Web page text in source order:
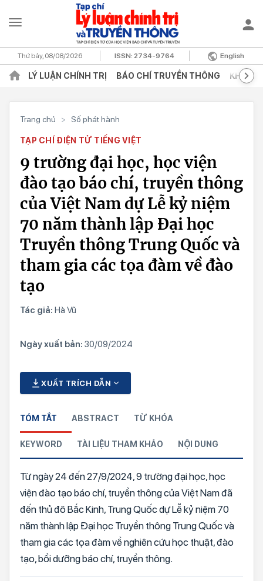
Thứ bảy, 08/08/2026 ISSN:2734-9764 English
LÝ LUẬN CHÍNH TRỊ BÁO CHÍ TRUYỀN THÔNG KHOA
Trang chủ > Số phát hành
TẠP CHÍ ĐIỆN TỬ TIẾNG VIỆT
9 trường đại học, học viện
đào tạo báo chí, truyền thông
của Việt Nam dự Lễ kỷ niệm
70 năm thành lập Đại học
Truyền thông Trung Quốc và
tham gia các tọa đàm về đào
tạo
Tác giả: Hà Vũ
Ngày xuất bản: 30/09/2024
XUẤT TRÍCH DẪN
TÓM TẮT ABSTRACT TỪ KHÓA
KEYWORD TÀI LIỆU THAM KHẢO NỘI DUNG
Từ ngày 24 đến 27/9/2024, 9 trường đại học, học
viện đào tạo báo chí, truyền thông của Việt Nam đã
đến thủ đô Bắc Kinh, Trung Quốc dự Lễ kỷ niệm 70
năm thành lập Đại học Truyền thông Trung Quốc và
tham gia các tọa đàm về nghiên cứu học thuật, đào
tạo, bồi dưỡng báo chí, truyền thông.